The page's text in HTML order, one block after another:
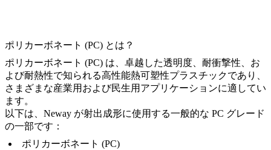
ポリカーボネート (PC) とは？
ポリカーボネート (PC) は、卓越した透明度、耐衝撃性、お
よび耐熱性で知られる高性能熱可塑性プラスチックであり、
さまざまな産業用および民生用アプリケーションに適してい
ます。
以下は、Neway が射出成形に使用する一般的な PC グレード
の一部です：
ポリカーボネート (PC)